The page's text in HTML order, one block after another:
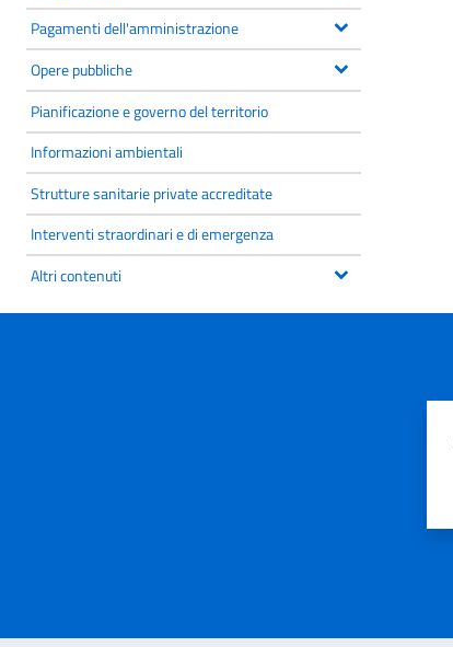
Pagamenti dell'amministrazione
Opere pubbliche
Pianificazione e governo del territorio
Informazioni ambientali
Strutture sanitarie private accreditate
Interventi straordinari e di emergenza
Altri contenuti